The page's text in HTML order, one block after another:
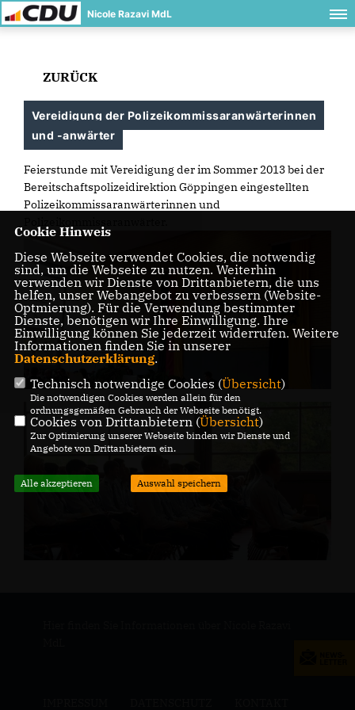
Nicole Razavi MdL
ZURÜCK
Vereidigung der Polizeikommissaranwärterinnen
und -anwärter
Feierstunde mit Vereidigung der im Sommer 2013 bei der
Bereitschaftspolizeidirektion Göppingen eingestellten
Polizeikommissaranwärterinnen und
Cookie Hinweis
Diese Webseite verwendet Cookies, die notwendig
sind, um die Webseite zu nutzen. Weiterhin
verwenden wir Dienste von Drittanbietern, die uns
helfen, unser Webangebot zu verbessern (Website-
Optmierung). Für die Verwendung bestimmter
Dienste, benötigen wir Ihre Einwilligung. Ihre
Einwilligung können Sie jederzeit widerrufen. Weitere
Informationen finden Sie in unserer
Datenschutzerklärung.
Technisch notwendige Cookies (Übersicht)
Die notwendigen Cookies werden allein für den
ordnungsgemäßen Gebrauch der Webseite benötigt.
Cookies von Drittanbietern (Übersicht)
Zur Optimierung unserer Webseite binden wir Dienste und
Angebote von Drittanbietern ein.
Alle akzeptieren Auswahl speichern